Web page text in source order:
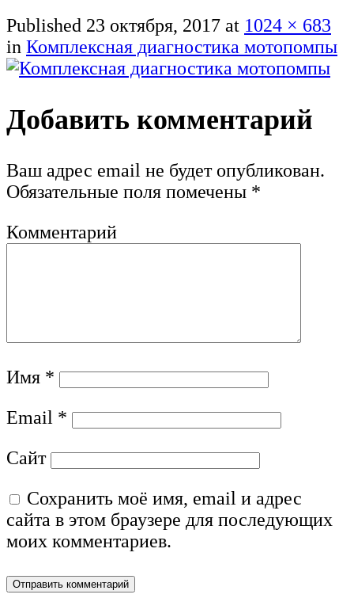
Published 23 октября, 2017 at 1024 × 683
in Комплексная диагностика мотопомпы
Добавить комментарий
Ваш адрес email не будет опубликован.
Обязательные поля помечены *
Комментарий
Имя *
Email *
Сайт
Сохранить моё имя, email и адрес
сайта в этом браузере для последующих
моих комментариев.